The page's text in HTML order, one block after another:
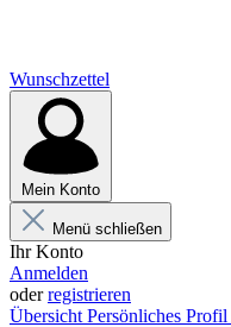
Wunschzettel
Mein Konto
Menü schließen
Ihr Konto
Anmelden
oderregistrieren
Übersicht Persönliches Profil